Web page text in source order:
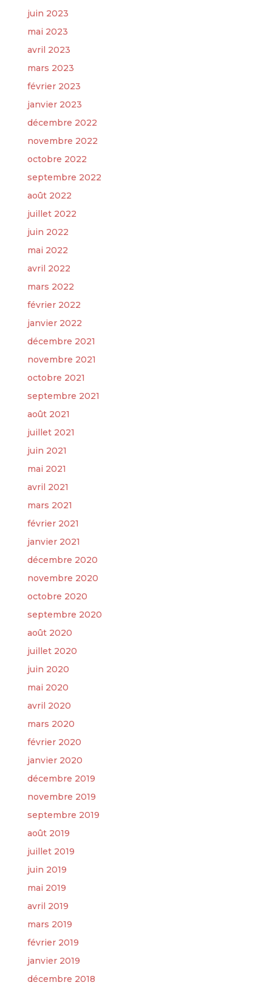
juin 2023
mai 2023
avril 2023
mars 2023
février 2023
janvier 2023
décembre 2022
novembre 2022
octobre 2022
septembre 2022
août 2022
juillet 2022
juin 2022
mai 2022
avril 2022
mars 2022
février 2022
janvier 2022
décembre 2021
novembre 2021
octobre 2021
septembre 2021
août 2021
juillet 2021
juin 2021
mai 2021
avril 2021
mars 2021
février 2021
janvier 2021
décembre 2020
novembre 2020
octobre 2020
septembre 2020
août 2020
juillet 2020
juin 2020
mai 2020
avril 2020
mars 2020
février 2020
janvier 2020
décembre 2019
novembre 2019
septembre 2019
août 2019
juillet 2019
juin 2019
mai 2019
avril 2019
mars 2019
février 2019
janvier 2019
décembre 2018